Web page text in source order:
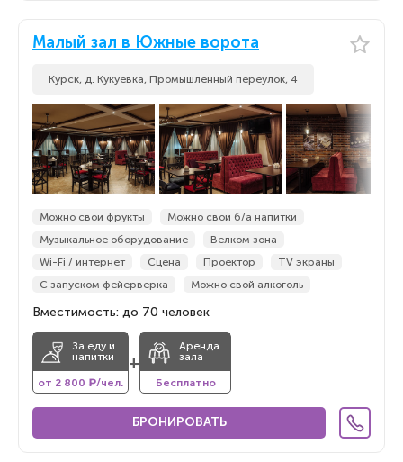
Малый зал в Южные ворота
Курск, д. Кукуевка, Промышленный переулок, 4
Можно свои фрукты
Можно свои б/а напитки
Музыкальное оборудование
Велком зона
Wi-Fi / интернет
Сцена Проектор
TV экраны
С запуском фейерверка
Можно свой алкоголь
Вместимость: до 70 человек
За еду и
напитки
от 2 800 ₽/чел.
+
Аренда
зала
Бесплатно
БРОНИРОВАТЬ